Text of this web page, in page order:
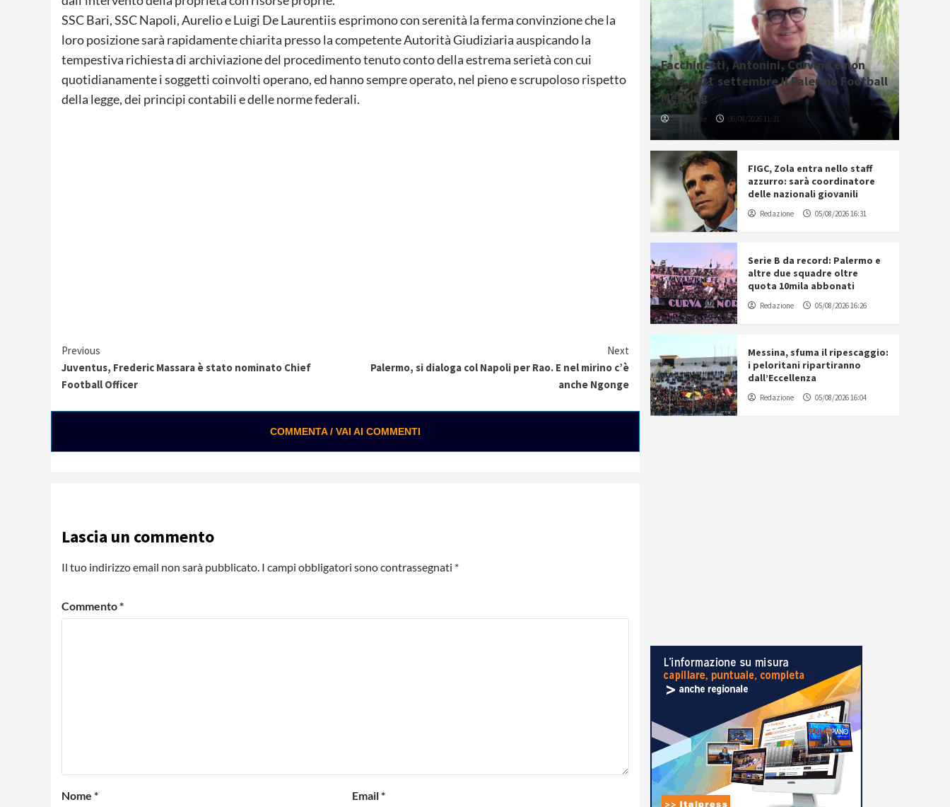
SSC Bari, SSC Napoli, Aurelio e Luigi De Laurentiis esprimono con serenità la ferma convinzione che la
loro posizione sarà rapidamente chiarita presso la competente Autorità Giudiziaria auspicando la
tempestiva richiesta di archiviazione del procedimento tenuto conto della estrema serietà con cui
quotidianamente i soggetti coinvolti operano, ed hanno sempre operato, nel pieno e scrupoloso rispetto
della legge, dei principi contabili e delle norme federali.
Continue
Reading
Previous
Juventus, Frederic Massara è stato nominato Chief
Football Officer
Next
Palermo, si dialoga col Napoli per Rao. E nel mirino c’è
anche Ngonge
COMMENTA / VAI AI COMMENTI
Lascia un commento
Il tuo indirizzo email non sarà pubblicato. I campi obbligatori sono contrassegnati *
Commento*
Nome * Email*
Facchinetti, Antonini, Corvino e non
solo: il 21 settembre il Palermo Football
Meeting
Redazione 06/08/2026 11:31
FIGC, Zola entra nello staff
azzurro: sarà coordinatore
delle nazionali giovanili
Redazione 05/08/2026 16:31
Serie B da record: Palermo e
altre due squadre oltre
quota 10mila abbonati
Redazione 05/08/2026 16:26
Messina, sfuma il ripescaggio:
i peloritani ripartiranno
dall’Eccellenza
Redazione 05/08/2026 16:04